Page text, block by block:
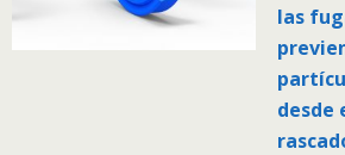
las
desde